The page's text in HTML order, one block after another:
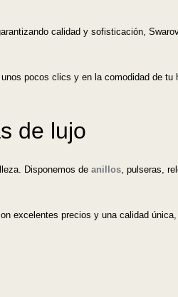
calidad y sofisticación,
pocos clics y en la comodidad de tu
de lujo
Disponemos de anillos, pulseras,
excelentes precios y una calidad